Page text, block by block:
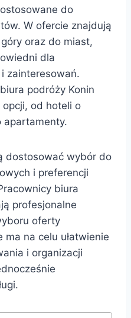
do
W ofercie znajdują
oraz do miast,
dla
zainteresowań.
podróży Konin
od hoteli o
apartamenty.
dostosować wybór do
i preferencji
biura
profesjonalne
oferty
na celu ułatwienie
i organizacji